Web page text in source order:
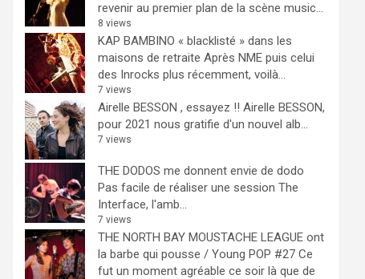
revenir au premier plan de la scène music...
8 views
KAP BAMBINO « blacklisté » dans les
maisons de retraite Après NME puis celui
des Inrocks plus récemment, voilà...
7 views
Airelle BESSON , essayez !! Airelle BESSON,
pour 2021 nous gratifie d'un nouvel alb...
7 views
THE DODOS me donnent envie de dodo
Pas facile de réaliser une session The
Interface, l'amb...
7 views
THE NORTH BAY MOUSTACHE LEAGUE ont
la barbe qui pousse / Young POP #27 Ce
fut un moment agréable ce soir là que de